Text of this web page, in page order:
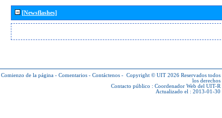
[Newsflashes]
Comienzo de la página - Comentarios - Contáctenos - Copyright © UIT 2026 Reservados todos
los derechos
Contacto público : Coordenador Web del UIT-R
Actualizado el : 2013-01-30